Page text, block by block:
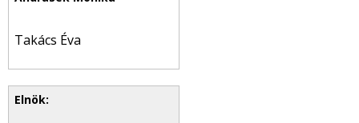
Takács Éva